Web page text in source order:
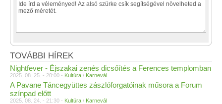
TOVÁBBI HÍREK
Nightfever - Éjszakai zenés dicsőítés a Ferences templomban
2025. 08. 25. - 20:00 - Kultúra / Karnevál
A Pavane Táncegyüttes zászlóforgatóinak műsora a Forum
színpad előtt
2025. 08. 24. - 21:30 - Kultúra / Karnevál